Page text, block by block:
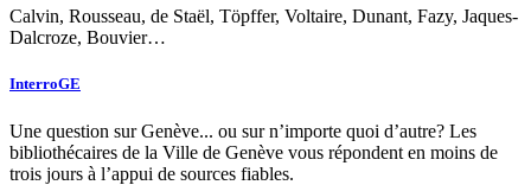
Calvin, Rousseau, de Staël, Töpffer, Voltaire, Dunant, Fazy, Jaques-
Dalcroze, Bouvier…
InterroGE
Une question sur Genève... ou sur n’importe quoi d’autre? Les
bibliothécaires de la Ville de Genève vous répondent en moins de
trois jours à l’appui de sources fiables.